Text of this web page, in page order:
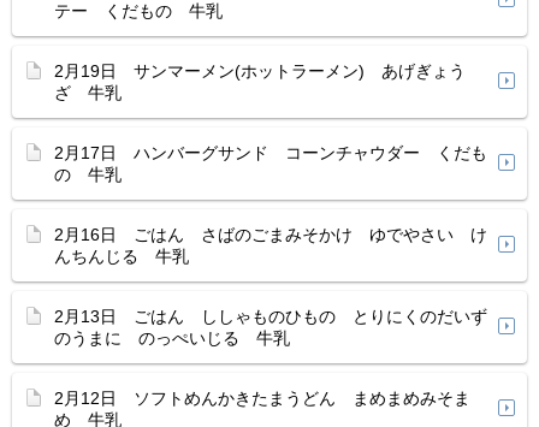
テー くだもの 牛乳
2月19日 サンマーメン(ホットラーメン) あげぎょう
ざ 牛乳
2月17日 ハンバーグサンド コーンチャウダー くだも
の 牛乳
2月16日 ごはん さばのごまみそかけ ゆでやさい け
んちんじる 牛乳
2月13日 ごはん ししゃものひもの とりにくのだいず
のうまに のっぺいじる 牛乳
2月12日 ソフトめんかきたまうどん まめまめみそま
め 牛乳